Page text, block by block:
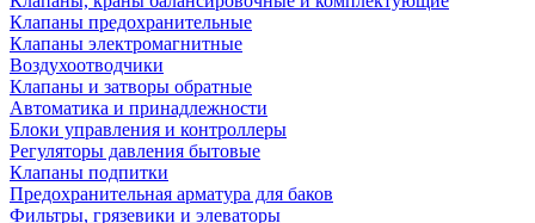
Клапаны предохранительные
Клапаны электромагнитные
Воздухоотводчики
Клапаны и затворы обратные
Автоматика и принадлежности
Блоки управления и контроллеры
Регуляторы давления бытовые
Клапаны подпитки
Предохранительная арматура для баков
Фильтры, грязевики и элеваторы